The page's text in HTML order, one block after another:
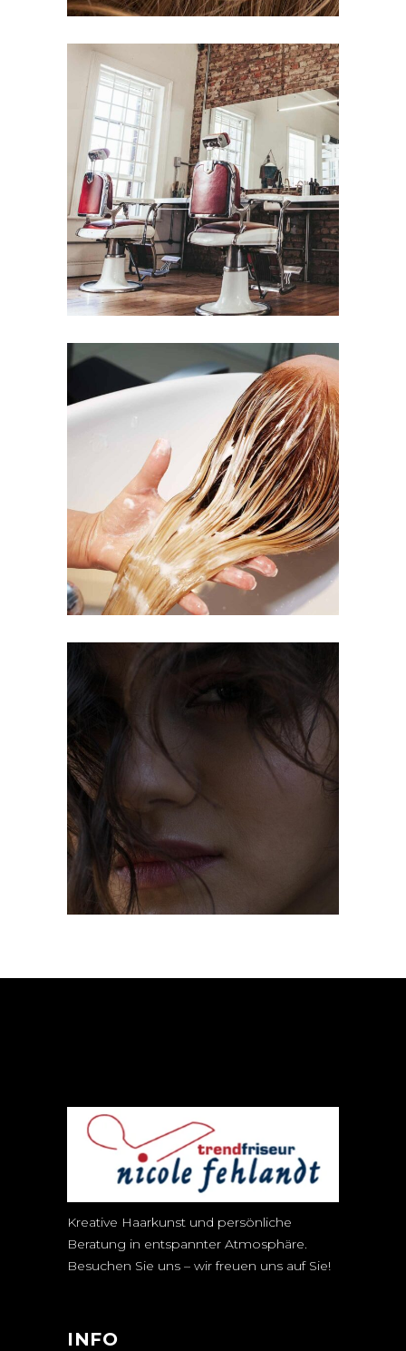
BOB
HAIR PRODUCTS
BANGS
COLORING
OMBRÉ
COLORING
Kreative Haarkunst und persönliche
Beratung in entspannter Atmosphäre.
Besuchen Sie uns – wir freuen uns auf Sie!
INFO